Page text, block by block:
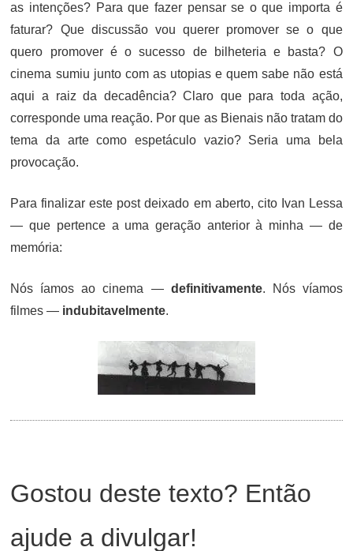
as intenções? Para que fazer pensar se o que importa é
faturar? Que discussão vou querer promover se o que
quero promover é o sucesso de bilheteria e basta? O
cinema sumiu junto com as utopias e quem sabe não está
aqui a raiz da decadência? Claro que para toda ação,
corresponde uma reação. Por que as Bienais não tratam do
tema da arte como espetáculo vazio? Seria uma bela
provocação.
Para finalizar este post deixado em aberto, cito Ivan Lessa
— que pertence a uma geração anterior à minha — de
memória:
Nós íamos ao cinema — definitivamente. Nós víamos
filmes — indubitavelmente.
Gostou deste texto? Então
ajude a divulgar!